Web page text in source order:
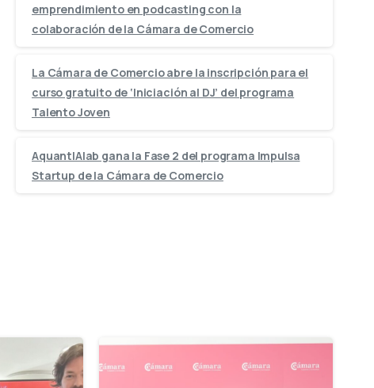
emprendimiento en podcasting con la
colaboración de la Cámara de Comercio
La Cámara de Comercio abre la inscripción para el
curso gratuito de ‘Iniciación al DJ’ del programa
Talento Joven
AquantIAlab gana la Fase 2 del programa Impulsa
Startup de la Cámara de Comercio
- -